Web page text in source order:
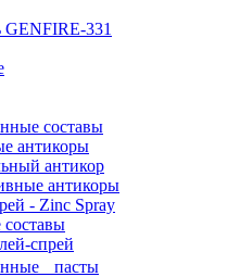
GENFIRE-331
составы
антикоры
антикор
антикоры
- Zinc Spray
спрей
пасты